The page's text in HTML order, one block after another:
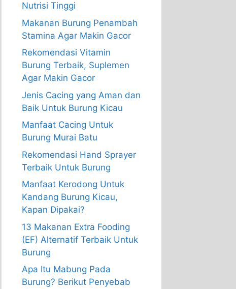
Nutrisi Tinggi
Makanan Burung Penambah
Stamina Agar Makin Gacor
Rekomendasi Vitamin
Burung Terbaik, Suplemen
Agar Makin Gacor
Jenis Cacing yang Aman dan
Baik Untuk Burung Kicau
Manfaat Cacing Untuk
Burung Murai Batu
Rekomendasi Hand Sprayer
Terbaik Untuk Burung
Manfaat Kerodong Untuk
Kandang Burung Kicau,
Kapan Dipakai?
13 Makanan Extra Fooding
(EF) Alternatif Terbaik Untuk
Burung
Apa Itu Mabung Pada
Burung? Berikut Penyebab